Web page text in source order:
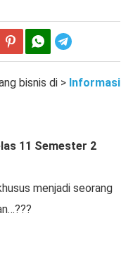
bisnis di > Informasi
11 Semester 2
menjadi seorang